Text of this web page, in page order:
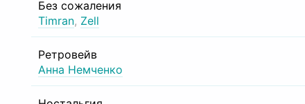
Без сожаления
Timran, Zell
Ретровейв
Анна Немченко